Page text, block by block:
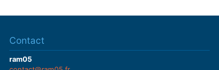
Contact
ram05